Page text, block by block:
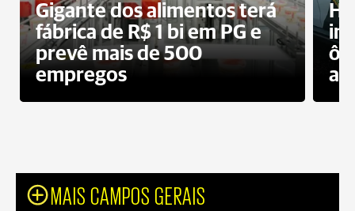
Gigante dos alimentos terá
fábrica de R$ 1 bi em PG e
prevê mais de 500
empregos
MAIS CAMPOS GERAIS